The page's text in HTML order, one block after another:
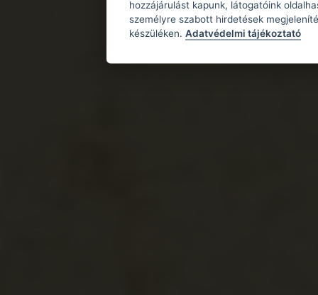
hozzájárulást kapunk, látogatóink
személyre szabott hirdetések
készüléken. Adatvédelmi tájékoztató